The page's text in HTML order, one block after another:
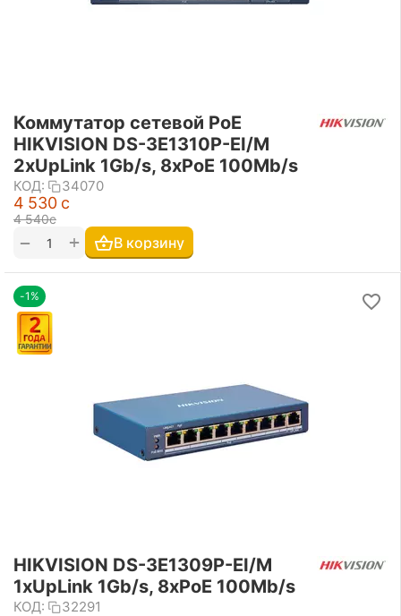
Коммутатор сетевой PoE
HIKVISION DS-3E1310P-EI/M
2xUpLink 1Gb/s, 8xPoE 100Mb/s
КОД: 34070
4 530 с
4 540с
+
− В корзину
-1%
HIKVISION DS-3E1309P-EI/M
1xUpLink 1Gb/s, 8xPoE 100Mb/s
КОД: 32291